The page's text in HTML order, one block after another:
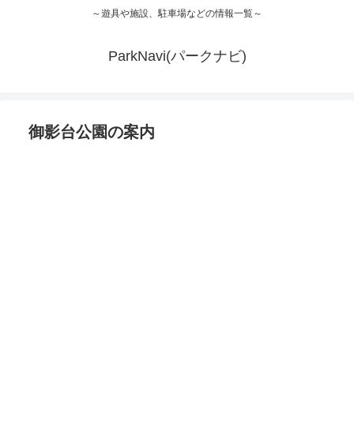
～遊具や施設、駐車場などの情報一覧～
ParkNavi(パークナビ)
御影台公園の案内